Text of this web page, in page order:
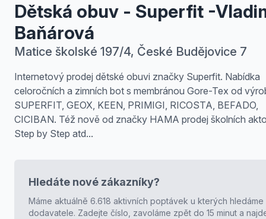
Dětská obuv - Superfit -
Baňárová
Matice školské 197/4, České Budějovice 7
Internetový prodej dětské obuvi značky Superfit. Nabídka
celoročních a zimních bot s membránou Gore-Tex od
SUPERFIT, GEOX, KEEN, PRIMIGI, RICOSTA, BEFADO,
CICIBAN. Též nově od značky HAMA prodej školních
Step by Step atd...
Hledáte nové zákazníky?
Máme aktuálně 6.618 aktivních poptávek u kterých hledáme
dodavatele. Zadejte číslo, zavoláme zpět do 15 minut a